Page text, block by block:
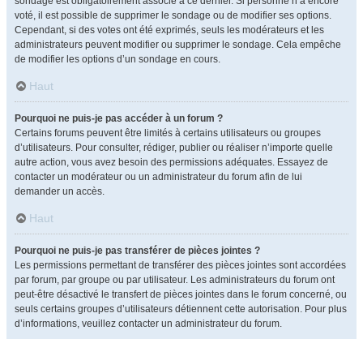
voté, il est possible de supprimer le sondage ou de modifier ses options.
Cependant, si des votes ont été exprimés, seuls les modérateurs et les
administrateurs peuvent modifier ou supprimer le sondage. Cela empêche
de modifier les options d’un sondage en cours.
Haut
Pourquoi ne puis-je pas accéder à un forum ?
Certains forums peuvent être limités à certains utilisateurs ou groupes
d’utilisateurs. Pour consulter, rédiger, publier ou réaliser n’importe quelle
autre action, vous avez besoin des permissions adéquates. Essayez de
contacter un modérateur ou un administrateur du forum afin de lui
demander un accès.
Haut
Pourquoi ne puis-je pas transférer de pièces jointes ?
Les permissions permettant de transférer des pièces jointes sont accordées
par forum, par groupe ou par utilisateur. Les administrateurs du forum ont
peut-être désactivé le transfert de pièces jointes dans le forum concerné, ou
seuls certains groupes d’utilisateurs détiennent cette autorisation. Pour plus
d’informations, veuillez contacter un administrateur du forum.